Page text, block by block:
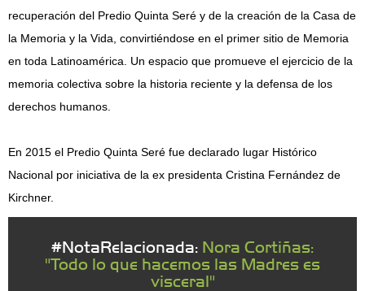
recuperación del Predio Quinta Seré y de la creación de la Casa de
la Memoria y la Vida, convirtiéndose en el primer sitio de Memoria
en toda Latinoamérica. Un espacio que promueve el ejercicio de la
memoria colectiva sobre la historia reciente y la defensa de los
derechos humanos.
En 2015 el Predio Quinta Seré fue declarado lugar Histórico
Nacional por iniciativa de la ex presidenta Cristina Fernández de
Kirchner.
#NotaRelacionada: Nora Cortiñas:
"Todo lo que hacemos las Madres es
visceral"